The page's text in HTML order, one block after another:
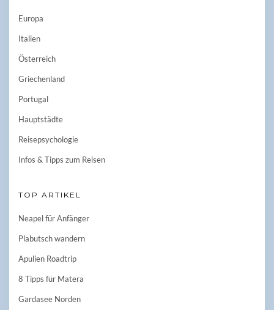
Europa
Italien
Österreich
Griechenland
Portugal
Hauptstädte
Reisepsychologie
Infos & Tipps zum Reisen
TOP ARTIKEL
Neapel für Anfänger
Plabutsch wandern
Apulien Roadtrip
8 Tipps für Matera
Gardasee Norden